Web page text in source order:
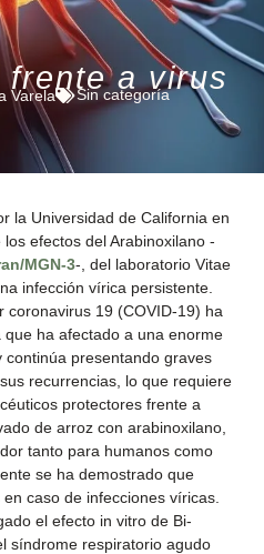
frente a virus
Varela Sin categoría
la Universidad de California en
efectos del Arabinoxilano -
MGN-3-, del laboratorio Vitae
infección vírica persistente.
coronavirus 19 (COVID-19) ha
ha afectado a una enorme
presentando graves
recurrencias, lo que requiere
protectores frente a
de arroz con arabinoxilano,
tanto para humanos como
se ha demostrado que
caso de infecciones víricas.
el efecto in vitro de Bi-
síndrome respiratorio agudo